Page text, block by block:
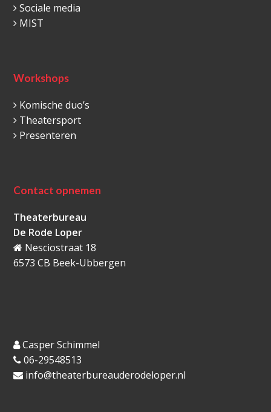
Sociale media
MIST
Workshops
Komische duo’s
Theatersport
Presenteren
Contact opnemen
Theaterbureau
De Rode Loper
Nesciostraat 18
6573 CB Beek-Ubbergen
Casper Schimmel
06-29548513
info@theaterbureauderodeloper.nl